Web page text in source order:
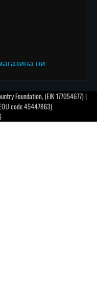
ни
Foundation, (EIK 177054677) |
code 45447863)